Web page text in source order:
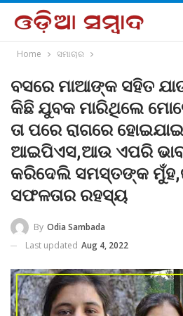
Home ସମାଚାର
ବସରେ ମାଆଙ୍କ ସହିତ
କିଛି ଯୁବକ ମାରିଥିଲେ
ତା ପରେ ରାଗରେ
ଆଇପିଏସ,ଆଉ ଏପରି
କରିଦେଲି ସମସ୍ତଙ୍କ
ସଫଳତାର ରହସ୍ୟ
By Odia Sambada
Last updated Aug 4, 2022